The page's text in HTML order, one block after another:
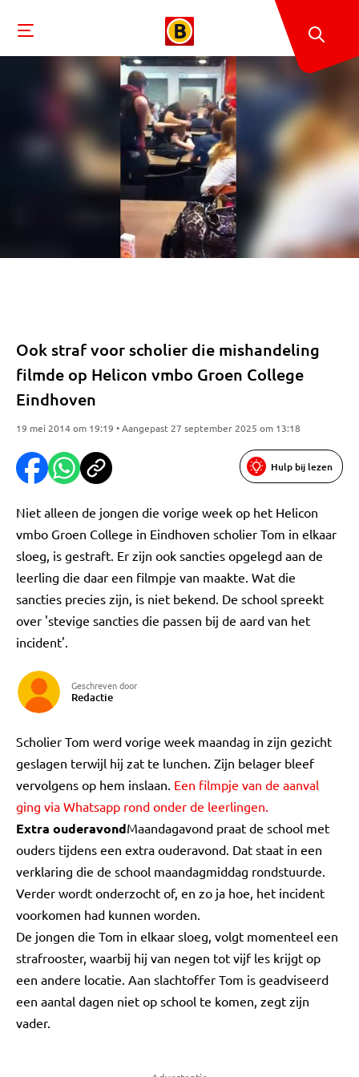
Ook straf voor scholier die mishandeling
filmde op Helicon vmbo Groen College
Eindhoven
19 mei 2014 om 19:19 • Aangepast 27 september 2025 om 13:18
Hulp bij lezen
Niet alleen de jongen die vorige week op het Helicon
vmbo Groen College in Eindhoven scholier Tom in elkaar
sloeg, is gestraft. Er zijn ook sancties opgelegd aan de
leerling die daar een filmpje van maakte. Wat die
sancties precies zijn, is niet bekend. De school spreekt
over 'stevige sancties die passen bij de aard van het
incident'.
Geschreven door
Redactie
Scholier Tom werd vorige week maandag in zijn gezicht
geslagen terwijl hij zat te lunchen. Zijn belager bleef
vervolgens op hem inslaan. Een filmpje van de aanval
ging via Whatsapp rond onder de leerlingen.
Extra ouderavondMaandagavond praat de school met
ouders tijdens een extra ouderavond. Dat staat in een
verklaring die de school maandagmiddag rondstuurde.
Verder wordt onderzocht of, en zo ja hoe, het incident
voorkomen had kunnen worden.
De jongen die Tom in elkaar sloeg, volgt momenteel een
strafrooster, waarbij hij van negen tot vijf les krijgt op
een andere locatie. Aan slachtoffer Tom is geadviseerd
een aantal dagen niet op school te komen, zegt zijn
vader.